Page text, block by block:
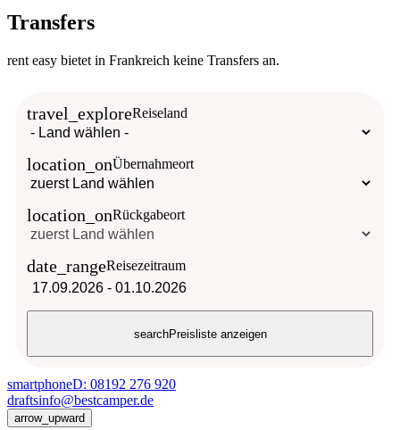
Transfers
rent easy bietet in Frankreich keine Transfers an.
travel_exploreReiseland
location_onÜbernahmeort
location_onRückgabeort
date_rangeReisezeitraum
17.09.2026 - 01.10.2026
searchPreisliste anzeigen
smartphoneD: 08192 276 920
draftsinfo@bestcamper.de
arrow_upward